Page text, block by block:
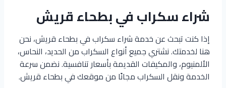
شراء سكراب في بطحاء قريش
إذا كنت تبحث عن خدمة شراء سكراب في بطحاء قريش، نحن
هنا لخدمتك. نشتري جميع أنواع السكراب من الحديد، النحاس،
الألمنيوم، والمكيفات القديمة بأسعار تنافسية. نضمن سرعة
الخدمة ونقل السكراب مجانًا من موقعك في بطحاء قريش.